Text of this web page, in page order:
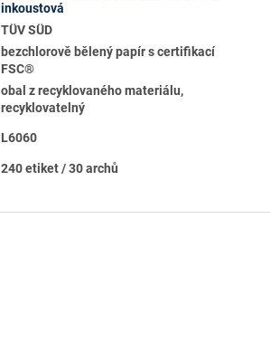
inkoustová
TÜV SÜD
bezchlorově bělený papír s certifikací
FSC®
obal z recyklovaného materiálu,
recyklovatelný
L6060
240 etiket / 30 archů